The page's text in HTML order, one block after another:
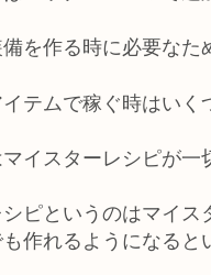
を作る時に必要なた
テムで稼ぐ時はいく
イスターレシピが一
ピというのはマイ
作れるようになると